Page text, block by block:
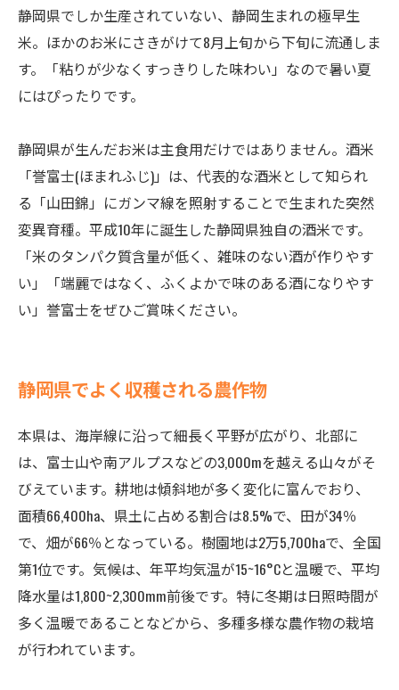
静岡県でしか生産されていない、静岡生まれの極早生
米。ほかのお米にさきがけて8月上旬から下旬に流通しま
す。「粘りが少なくすっきりした味わい」なので暑い夏
にはぴったりです。
静岡県が生んだお米は主食用だけではありません。酒米
「誉富士(ほまれふじ)」は、代表的な酒米として知られ
る「山田錦」にガンマ線を照射することで生まれた突然
変異育種。平成10年に誕生した静岡県独自の酒米です。
「米のタンパク質含量が低く、雑味のない酒が作りやす
い」「端麗ではなく、ふくよかで味のある酒になりやす
い」誉富士をぜひご賞味ください。
静岡県でよく収穫される農作物
本県は、海岸線に沿って細長く平野が広がり、北部に
は、富士山や南アルプスなどの3,000mを越える山々がそ
びえています。耕地は傾斜地が多く変化に富んでおり、
面積66,400ha、県土に占める割合は8.5%で、田が34％
で、畑が66％となっている。樹園地は2万5,700haで、全国
第1位です。気候は、年平均気温が15~16°Cと温暖で、平均
降水量は1,800~2,300mm前後です。特に冬期は日照時間が
多く温暖であることなどから、多種多様な農作物の栽培
が行われています。